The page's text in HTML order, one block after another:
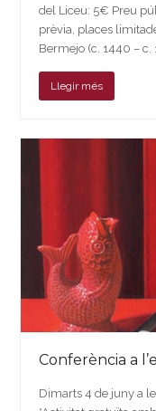
del Liceu: 5€ Preu
prèvia, places
Bermejo (c. 1440 – c.
Llegir més
Conferència a
Dimarts 4 de juny a